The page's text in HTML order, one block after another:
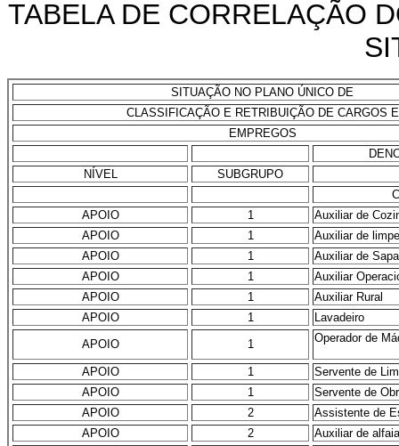
TABELA DE CORRELAÇÃO
SITUAÇÃO NO PLANO ÚNICO DE
CLASSIFICAÇÃO E RETRIBUIÇÃO DE CARGOS E
EMPREGOS
NÍVEL
SUBGRUPO
APOIO
1
Auxiliar de
APOIO
1
Auxiliar de
APOIO
1
Auxiliar de
APOIO
1
Auxiliar
APOIO
1
Auxiliar Rural
APOIO
1
Lavadeiro
APOIO
1 Operador de
APOIO 1
Servente de
APOIO
1
Servente de
APOIO
2
Assistente de
APOIO
2
Auxiliar de